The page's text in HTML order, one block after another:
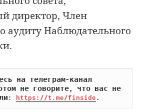
директор, Член
аудиту Наблюдательного
на телеграм-канал
не говорите, что вас не
https://t.me/finside.